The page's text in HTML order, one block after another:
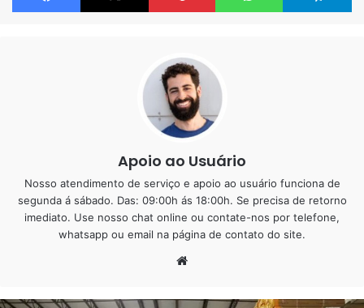
Estacionamentos e garagens
Galpão para fins comercial
Certos departamentos de hospital
Clínicas de saúde e estética
Apoio ao Usuário
Nosso atendimento de serviço e apoio ao usuário funciona de
segunda á sábado. Das: 09:00h ás 18:00h. Se precisa de retorno
imediato. Use nosso chat online ou contate-nos por telefone,
whatsapp ou email na página de contato do site.